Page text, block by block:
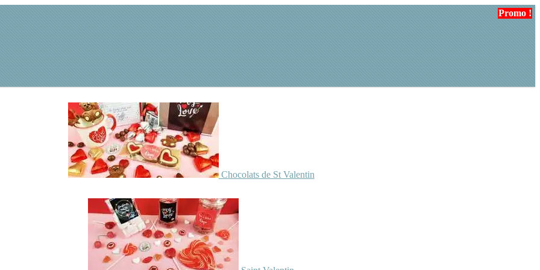
Chocolats de St Valentin
Promo !
Promo !
Promo !